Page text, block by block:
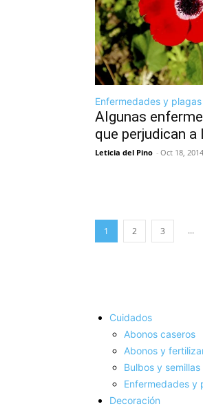
Enfermedades y plagas
Algunas
que perjudican
Leticia del Pino - Oct 18, 2014
1 2 3 ...
Cuidados
Abonos caseros
Abonos y
Bulbos y semillas
Enfermedades y
Decoración